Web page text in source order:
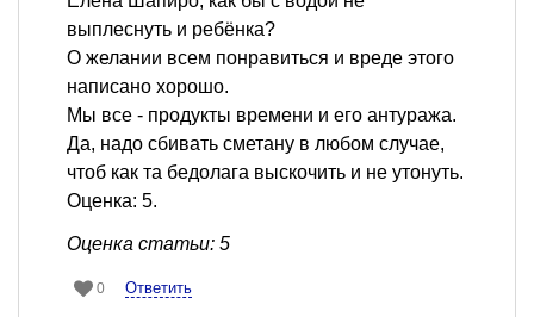
выплеснуть и ребёнка?
О желании всем понравиться и вреде этого
написано хорошо.
Мы все - продукты времени и его антуража.
Да, надо сбивать сметану в любом случае,
чтоб как та бедолага выскочить и не утонуть.
Оценка: 5.
Оценка статьи: 5
0 Ответить